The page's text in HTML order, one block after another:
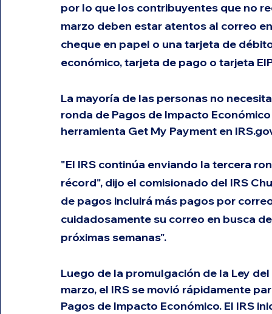
por lo que los contribuyentes que no
marzo deben estar atentos al correo
cheque en papel o una tarjeta de
económico, tarjeta de pago o tarjeta
La mayoría de las personas no
ronda de Pagos de Impacto
herramienta Get My Payment en
"El IRS continúa enviando la tercera
récord", dijo el comisionado del IRS
de pagos incluirá más pagos por
cuidadosamente su correo en busca
próximas semanas".
Luego de la promulgación de la Ley
marzo, el IRS se movió rápidamente
Pagos de Impacto Económico. El IRS